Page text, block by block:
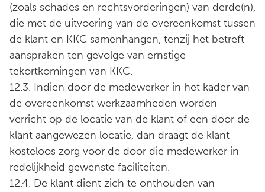
(zoals schades en rechtsvorderingen) van derde(n),
die met de uitvoering van de overeenkomst tussen
de klant en KKC samenhangen, tenzij het betreft
aanspraken ten gevolge van ernstige
tekortkomingen van KKC.
12.3. Indien door de medewerker in het kader van
de overeenkomst werkzaamheden worden
verricht op de locatie van de klant of een door de
klant aangewezen locatie, dan draagt de klant
kosteloos zorg voor de door die medewerker in
redelijkheid gewenste faciliteiten.
12.4. De klant dient zich te onthouden van